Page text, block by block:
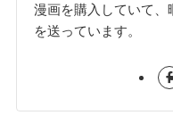
漫画を購入していて、
を送っています。